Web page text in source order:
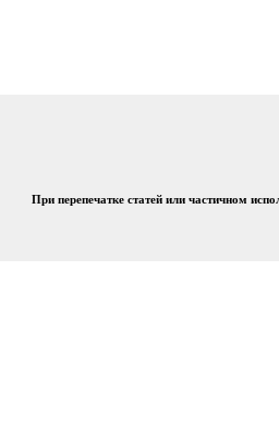
При перепечатке статей или частичном